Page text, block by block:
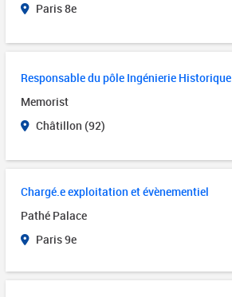
Paris 8e
Responsable du pôle Ingénierie Historique
Memorist
Châtillon (92)
Chargé.e exploitation et évènementiel
Pathé Palace
Paris 9e